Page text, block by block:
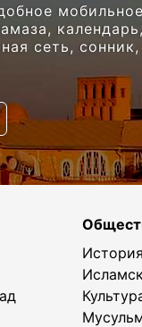
сеть,
История